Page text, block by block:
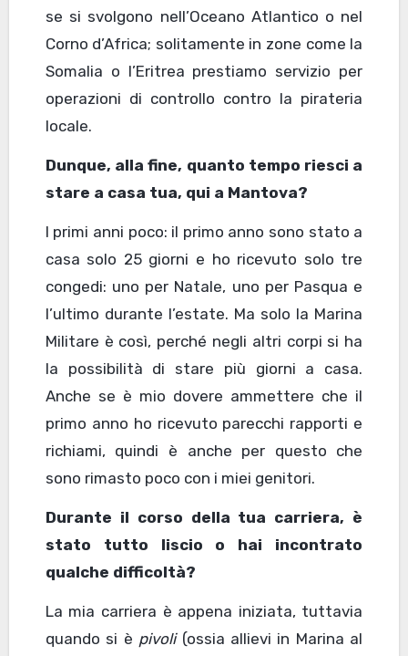
se si svolgono nell’Oceano Atlantico o nel
Corno d’Africa; solitamente in zone come la
Somalia o l’Eritrea prestiamo servizio per
operazioni di controllo contro la pirateria
locale.
Dunque, alla fine, quanto tempo riesci a
stare a casa tua, qui a Mantova?
I primi anni poco: il primo anno sono stato a
casa solo 25 giorni e ho ricevuto solo tre
congedi: uno per Natale, uno per Pasqua e
l’ultimo durante l’estate. Ma solo la Marina
Militare è così, perché negli altri corpi si ha
la possibilità di stare più giorni a casa.
Anche se è mio dovere ammettere che il
primo anno ho ricevuto parecchi rapporti e
richiami, quindi è anche per questo che
sono rimasto poco con i miei genitori.
Durante il corso della tua carriera, è
stato tutto liscio o hai incontrato
qualche difficoltà?
La mia carriera è appena iniziata, tuttavia
quando si è pivoli(ossia allievi in Marina al